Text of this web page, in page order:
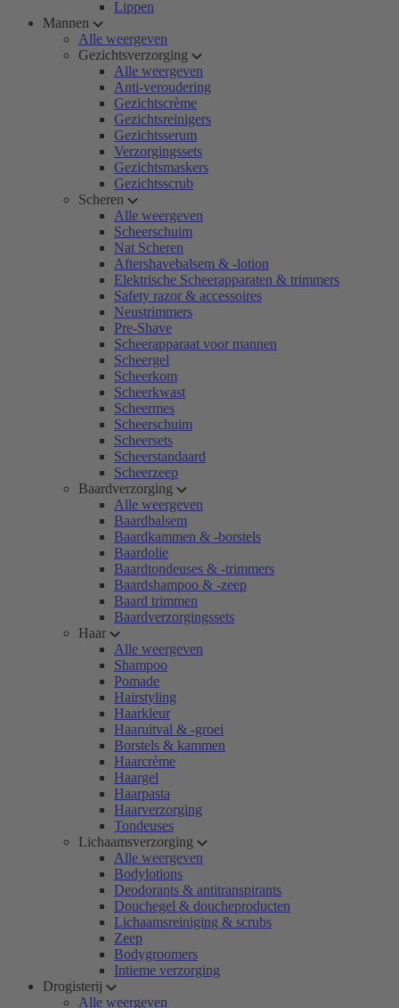
Lippen
Mannen
Alle weergeven
Gezichtsverzorging
Alle weergeven
Anti-veroudering
Gezichtscrème
Gezichtsreinigers
Gezichtsserum
Verzorgingssets
Gezichtsmaskers
Gezichtsscrub
Scheren
Alle weergeven
Scheerschuim
Nat Scheren
Aftershavebalsem & -lotion
Elektrische Scheerapparaten & trimmers
Safety razor & accessoires
Neustrimmers
Pre-Shave
Scheerapparaat voor mannen
Scheergel
Scheerkom
Scheerkwast
Scheermes
Scheerschuim
Scheersets
Scheerstandaard
Scheerzeep
Baardverzorging
Alle weergeven
Baardbalsem
Baardkammen & -borstels
Baardolie
Baardtondeuses & -trimmers
Baardshampoo & -zeep
Baard trimmen
Baardverzorgingssets
Haar
Alle weergeven
Shampoo
Pomade
Hairstyling
Haarkleur
Haaruitval & -groei
Borstels & kammen
Haarcrème
Haargel
Haarpasta
Haarverzorging
Tondeuses
Lichaamsverzorging
Alle weergeven
Bodylotions
Deodorants & antitranspirants
Douchegel & doucheproducten
Lichaamsreiniging & scrubs
Zeep
Bodygroomers
Intieme verzorging
Drogisterij
Alle weergeven